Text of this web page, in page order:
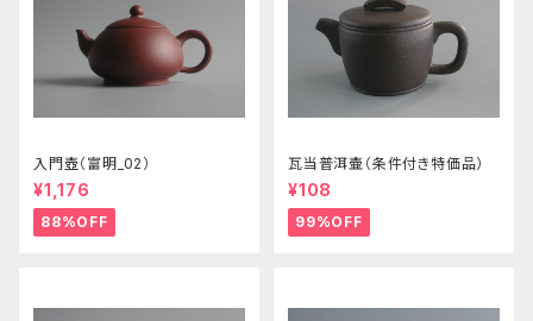
入門壺（富明_02）
¥1,176
88%OFF
瓦当普洱壷（条件付き特価品）
¥108
99%OFF